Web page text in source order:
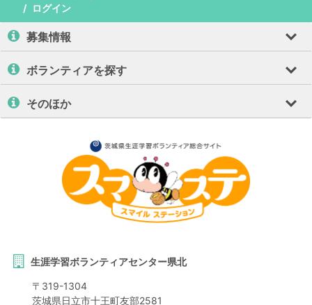
ログイン
募集情報
ボランティアを探す
そのほか
生涯学習ボランティアセンター県北
〒 319-1304
茨城県日立市十王町友部2581